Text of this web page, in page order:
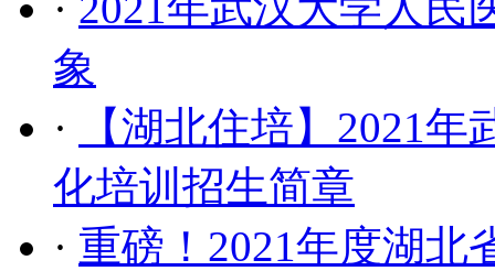
象
·
【湖北住培】2021
化培训招生简章
· 重磅！2021年度湖北